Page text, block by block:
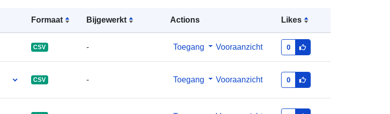
Formaat Bijgewerkt Actions Likes
CSV - Toegang Vooraanzicht 0
CSV - Toegang Vooraanzicht 0